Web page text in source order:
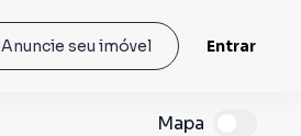
Anuncie seu imóvel Entrar
Mapa